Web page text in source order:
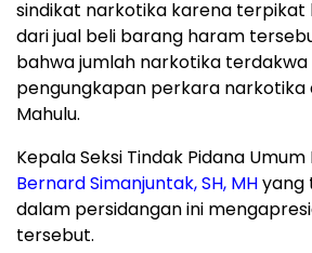
sindikat narkotika karena terpikat
dari jual beli barang haram
bahwa jumlah narkotika
pengungkapan perkara narkotika
Mahulu.
Kepala Seksi Tindak Pidana Umum
Bernard Simanjuntak, SH, MHyang
dalam persidangan ini
tersebut.